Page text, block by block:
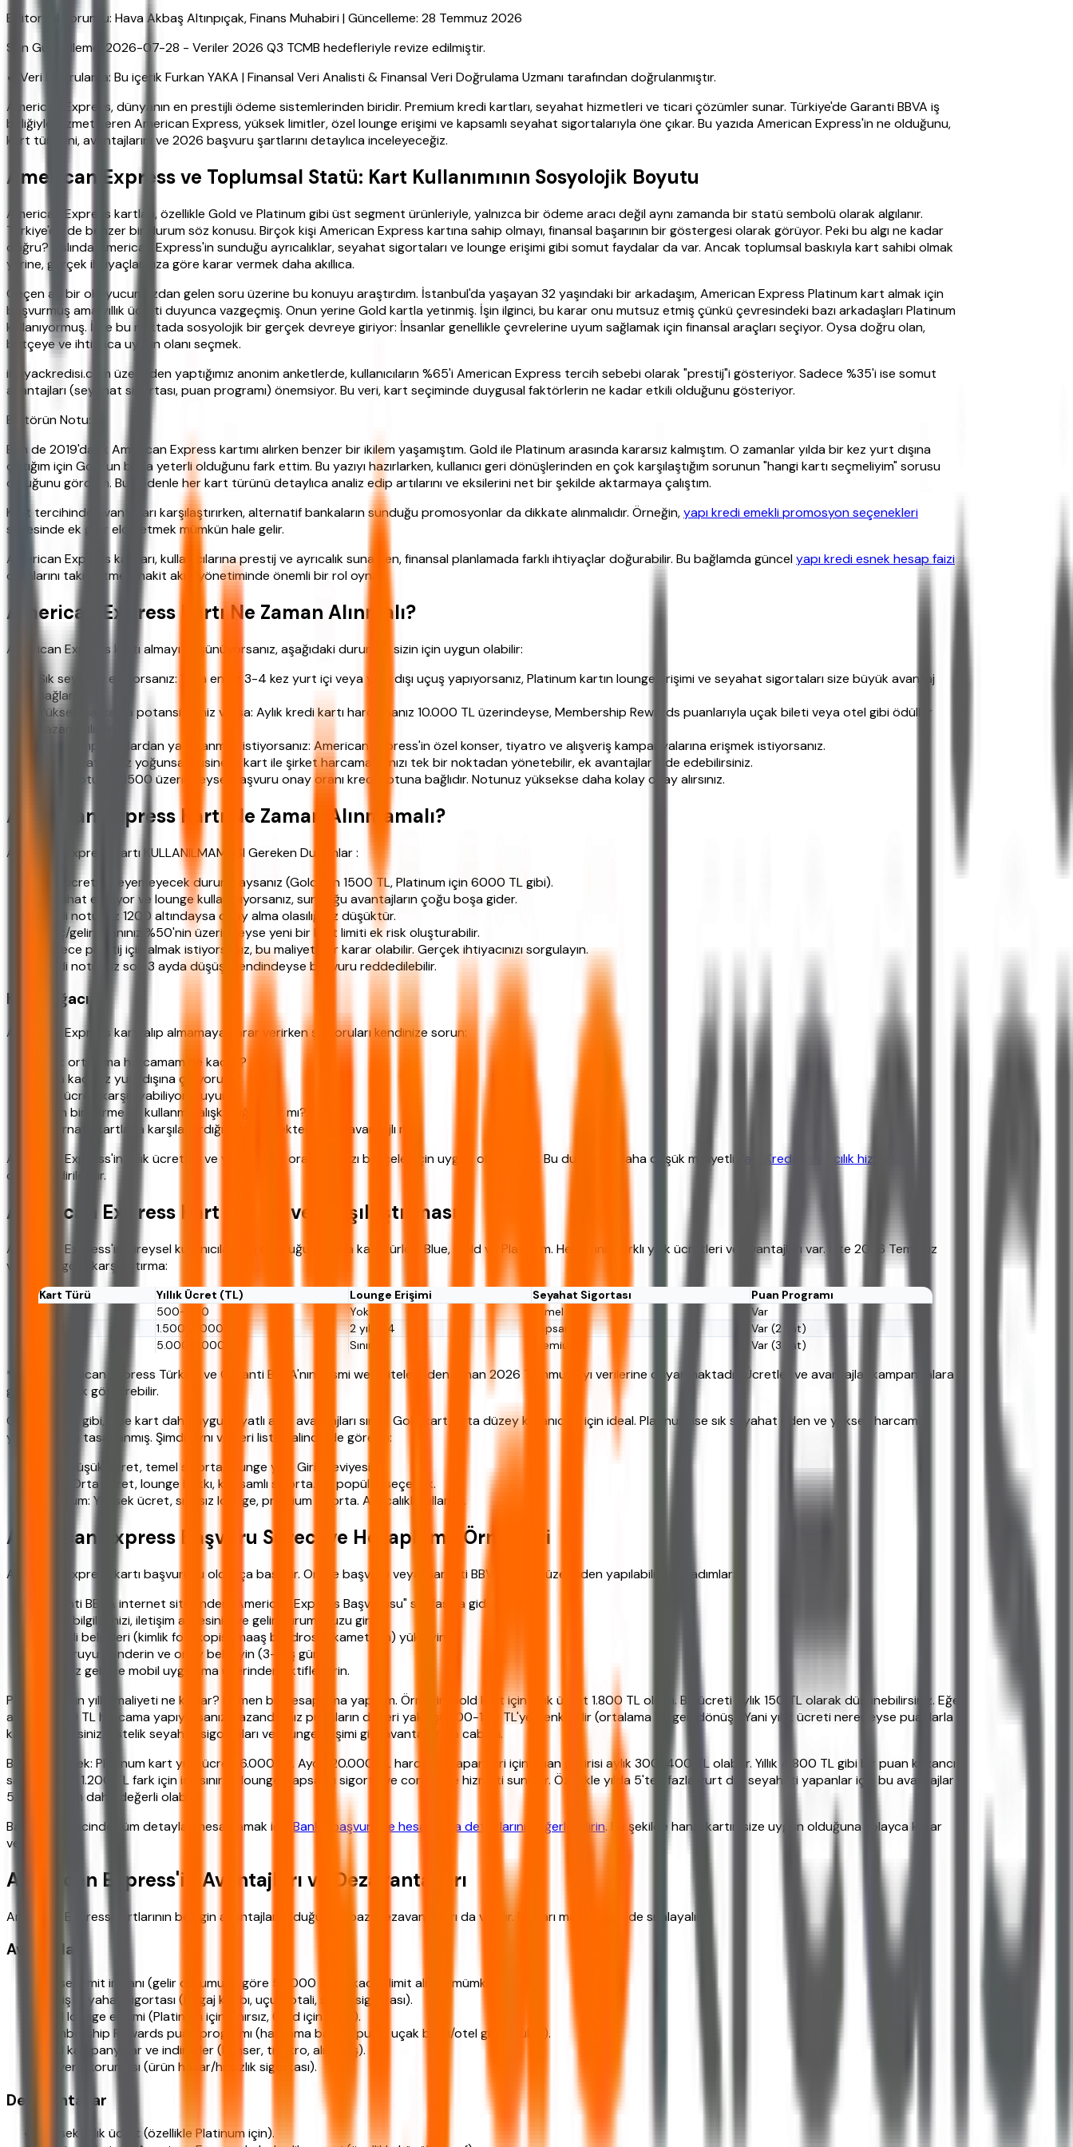
Editoryal Sorumlu: Hava Akbaş Altınpıçak, Finans Muhabiri | Güncelleme: 28 Temmuz 2026
Son Güncelleme: 2026-07-28 - Veriler 2026 Q3 TCMB hedefleriyle revize edilmiştir.
✔ Veri Doğrulama: Bu içerik Furkan YAKA | Finansal Veri Analisti & Finansal Veri Doğrulama Uzmanı tarafından doğrulanmıştır.
American Express, dünyanın en prestijli ödeme sistemlerinden biridir. Premium kredi kartları, seyahat hizmetleri ve ticari çözümler sunar. Türkiye'de Garanti BBVA iş
birliğiyle hizmet veren American Express, yüksek limitler, özel lounge erişimi ve kapsamlı seyahat sigortalarıyla öne çıkar. Bu yazıda American Express'in ne olduğunu,
kart türlerini, avantajlarını ve 2026 başvuru şartlarını detaylıca inceleyeceğiz.
American Express ve Toplumsal Statü: Kart Kullanımının Sosyolojik Boyutu
American Express kartları, özellikle Gold ve Platinum gibi üst segment ürünleriyle, yalnızca bir ödeme aracı değil aynı zamanda bir statü sembolü olarak algılanır.
Türkiye'de de benzer bir durum söz konusu. Birçok kişi American Express kartına sahip olmayı, finansal başarının bir göstergesi olarak görüyor. Peki bu algı ne kadar
doğru? Aslında American Express'in sunduğu ayrıcalıklar, seyahat sigortaları ve lounge erişimi gibi somut faydalar da var. Ancak toplumsal baskıyla kart sahibi olmak
yerine, gerçek ihtiyaçlarınıza göre karar vermek daha akıllıca.
Geçen ay bir okuyucumuzdan gelen soru üzerine bu konuyu araştırdım. İstanbul'da yaşayan 32 yaşındaki bir arkadaşım, American Express Platinum kart almak için
başvurmuş ama yıllık ücreti duyunca vazgeçmiş. Onun yerine Gold kartla yetinmiş. İşin ilginci, bu karar onu mutsuz etmiş çünkü çevresindeki bazı arkadaşları Platinum
kullanıyormuş. İşte bu noktada sosyolojik bir gerçek devreye giriyor: İnsanlar genellikle çevrelerine uyum sağlamak için finansal araçları seçiyor. Oysa doğru olan,
bütçeye ve ihtiyaca uygun olanı seçmek.
ihtiyackredisi.com üzerinden yaptığımız anonim anketlerde, kullanıcıların %65'i American Express tercih sebebi olarak "prestij"i gösteriyor. Sadece %35'i ise somut
avantajları (seyahat sigortası, puan programı) önemsiyor. Bu veri, kart seçiminde duygusal faktörlerin ne kadar etkili olduğunu gösteriyor.
Editörün Notu:
Ben de 2019'da ilk American Express kartımı alırken benzer bir ikilem yaşamıştım. Gold ile Platinum arasında kararsız kalmıştım. O zamanlar yılda bir kez yurt dışına
çıktığım için Gold'un bana yeterli olduğunu fark ettim. Bu yazıyı hazırlarken, kullanıcı geri dönüşlerinden en çok karşılaştığım sorunun "hangi kartı seçmeliyim" sorusu
olduğunu gördüm. Bu nedenle her kart türünü detaylıca analiz edip artılarını ve eksilerini net bir şekilde aktarmaya çalıştım.
Kart tercihinde avantajları karşılaştırırken, alternatif bankaların sunduğu promosyonlar da dikkate alınmalıdır. Örneğin,yapı kredi emekli promosyon seçenekleri
sayesinde ek gelir elde etmek mümkün hale gelir.
American Express kartları, kullanıcılarına prestij ve ayrıcalık sunarken, finansal planlamada farklı ihtiyaçlar doğurabilir. Bu bağlamda güncelyapı kredi esnek hesap faizi
oranlarını takip etmek, nakit akışı yönetiminde önemli bir rol oynar.
American Express Kartı Ne Zaman Alınmalı?
American Express kartı almayı düşünüyorsanız, aşağıdaki durumlar sizin için uygun olabilir:
Sık seyahat ediyorsanız: Yılda en az 3-4 kez yurt içi veya yurt dışı uçuş yapıyorsanız, Platinum kartın lounge erişimi ve seyahat sigortaları size büyük avantaj
sağlar.
Yüksek harcama potansiyeliniz varsa: Aylık kredi kartı harcamanız 10.000 TL üzerindeyse, Membership Rewards puanlarıyla uçak bileti veya otel gibi ödüller
kazanabilirsiniz.
Özel kampanyalardan yararlanmak istiyorsanız: American Express'in özel konser, tiyatro ve alışveriş kampanyalarına erişmek istiyorsanız.
İş seyahatleriniz yoğunsa: Business kart ile şirket harcamalarınızı tek bir noktadan yönetebilir, ek avantajlar elde edebilirsiniz.
Kredi notunuz 1500 üzerindeyse: Başvuru onay oranı kredi notuna bağlıdır. Notunuz yüksekse daha kolay onay alırsınız.
American Express Kartı Ne Zaman Alınmamalı?
American Express kartı KULLANILMAMASI Gereken Durumlar :
Yıllık ücreti ödeyemeyecek durumdaysanız (Gold için 1500 TL, Platinum için 6000 TL gibi).
Seyahat etmiyor ve lounge kullanmıyorsanız, sunduğu avantajların çoğu boşa gider.
Kredi notunuz 1200 altındaysa onay alma olasılığınız düşüktür.
Borç/gelir oranınız %50'nin üzerindeyse yeni bir kart limiti ek risk oluşturabilir.
Sadece prestij için almak istiyorsanız, bu maliyetli bir karar olabilir. Gerçek ihtiyacınızı sorgulayın.
Kredi notunuz son 3 ayda düşüş trendindeyse başvuru reddedilebilir.
Karar Ağacı
American Express kartı alıp almamaya karar verirken şu soruları kendinize sorun:
Aylık ortalama harcamam ne kadar?
Yılda kaç kez yurt dışına çıkıyorum?
Yıllık ücreti karşılayabiliyor muyum?
Puan biriktirme ve kullanma alışkanlığım var mı?
Alternatif kartlarla karşılaştırdığımda gerçekten daha avantajlı mı?
American Express'in yıllık ücretleri ve yüksek faiz oranları bazı bütçeler için uygun olmayabilir. Bu durumda daha düşük maliyetli
Yapı Kredi bankacılık hizmetleri
değerlendirilebilir.
American Express Kart Türleri ve Karşılaştırması
American Express'in bireysel kullanıcılar için sunduğu başlıca kart türleri: Blue, Gold ve Platinum. Her birinin farklı yıllık ücretleri ve avantajları var. İşte 2026 Temmuz
verilerine göre karşılaştırma:
Kart Türü Yıllık Ücret (TL) Lounge Erişimi Seyahat Sigortası
Puan Programı
500-600 Yok Temel
Var
1.500-2.000 2 yılda 4 Kapsamlı
Var (2 kat)
5.000-7.000 Sınırsız Premium Var (3 kat)
*Tablo, American Express Türkiye ve Garanti BBVA'nın resmi web sitelerinden alınan 2026 Temmuz ayı verilerine dayanmaktadır. Ücretler ve avantajlar kampanyalara
göre değişiklik gösterebilir.
Gördüğünüz gibi, Blue kart daha uygun fiyatlı ama avantajları sınırlı. Gold kart, orta düzey kullanıcılar için ideal. Platinum ise sık seyahat eden ve yüksek harcama
yapanlar için tasarlanmış. Şimdi aynı verileri liste halinde de görelim:
Blue: Düşük ücret, temel sigorta, lounge yok. Giriş seviyesi.
Gold: Orta ücret, lounge hakkı, kapsamlı sigorta. En popüler seçenek.
Platinum: Yüksek ücret, sınırsız lounge, premium sigorta. Ayrıcalıklı kullanım.
American Express Başvuru Süreci ve Hesaplama Örnekleri
American Express kartı başvurusu oldukça basittir. Online başvuru veya Garanti BBVA şubesi üzerinden yapılabilir. İşte adımlar:
Garanti BBVA internet sitesinden "American Express Başvurusu" sayfasına gidin.
Kimlik bilgilerinizi, iletişim adresinizi ve gelir durumunuzu girin.
Gerekli belgeleri (kimlik fotokopisi, maaş bordrosu, ikametgah) yükleyin.
Başvuruyu gönderin ve onay bekleyin (3-7 iş günü).
Kartınız gelince mobil uygulama üzerinden aktifleştirin.
Peki bu kartın yıllık maliyeti ne kadar? Hemen bir hesaplama yapalım. Örneğin Gold kart için yıllık ücret 1.800 TL olsun. Bu ücreti aylık 150 TL olarak düşünebilirsiniz. Eğer
ayda 10.000 TL harcama yapıyorsanız, kazandığınız puanların değeri yaklaşık 100-150 TL'ye denk gelir (ortalama %1 geri dönüş). Yani yıllık ücreti neredeyse puanlarla
karşılayabilirsiniz. Üstelik seyahat sigortaları ve lounge erişimi gibi avantajlar da cabası.
Bir diğer örnek: Platinum kart yıllık ücreti 6.000 TL. Ayda 20.000 TL harcama yapan biri için puan getirisi aylık 300-400 TL olabilir. Yıllık 4.800 TL gibi bir puan kazancı
sağlar. Kalan 1.200 TL fark için ise sınırsız lounge, kapsamlı sigorta ve concierge hizmeti sunulur. Özellikle yılda 5'ten fazla yurt dışı seyahati yapanlar için bu avantajlar
5.000 TL'den daha değerli olabilir.
Başvuru sürecinde tüm detayları hesaplamak için Banka başvuru ve hesaplama detaylarını değerlendirin. Bu şekilde hangi kartın size uygun olduğuna kolayca karar
verebilirsiniz.
American Express'in Avantajları ve Dezavantajları
American Express kartlarının belirgin avantajları olduğu gibi bazı dezavantajları da vardır. Bunları madde madde sıralayalım:
Avantajlar
Yüksek limit imkanı (gelir durumuna göre 50.000 TL'ye kadar limit almak mümkün).
Geniş seyahat sigortası (bagaj kaybı, uçuş iptali, sağlık sigortası).
Özel lounge erişimi (Platinum için sınırsız, Gold için sınırlı).
Membership Rewards puan programı (harcama başına puan, uçak bileti/otel gibi ödüller).
Özel kampanyalar ve indirimler (konser, tiyatro, alışveriş).
Alışveriş koruması (ürün hasar/hırsızlık sigortası).
Dezavantajlar
Yüksek yıllık ücret (özellikle Platinum için).